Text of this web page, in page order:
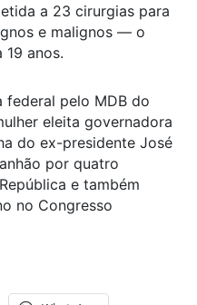
a 23 cirurgias para
e malignos — o
anos.
federal pelo MDB do
eleita governadora
do ex-presidente José
por quatro
e também
no Congresso